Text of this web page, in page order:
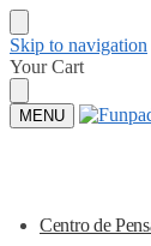
Skip to navigation
Your Cart
MENU
Centro de